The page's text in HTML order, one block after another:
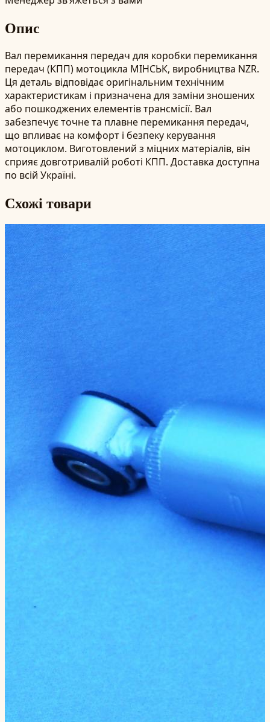
Опис
Вал перемикання передач для коробки перемикання
передач (КПП) мотоцикла МІНСЬК, виробництва NZR.
Ця деталь відповідає оригінальним технічним
характеристикам і призначена для заміни зношених
або пошкоджених елементів трансмісії. Вал
забезпечує точне та плавне перемикання передач,
що впливає на комфорт і безпеку керування
мотоциклом. Виготовлений з міцних матеріалів, він
сприяє довготривалій роботі КПП. Доставка доступна
по всій Україні.
Схожі товари